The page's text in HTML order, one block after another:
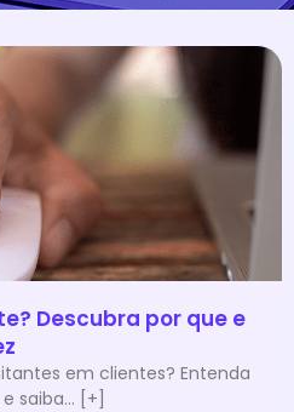
Descubra por que e
em clientes? Entenda
saiba... [+]